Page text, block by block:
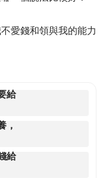
愛錢和領與我的能力
給
，
給